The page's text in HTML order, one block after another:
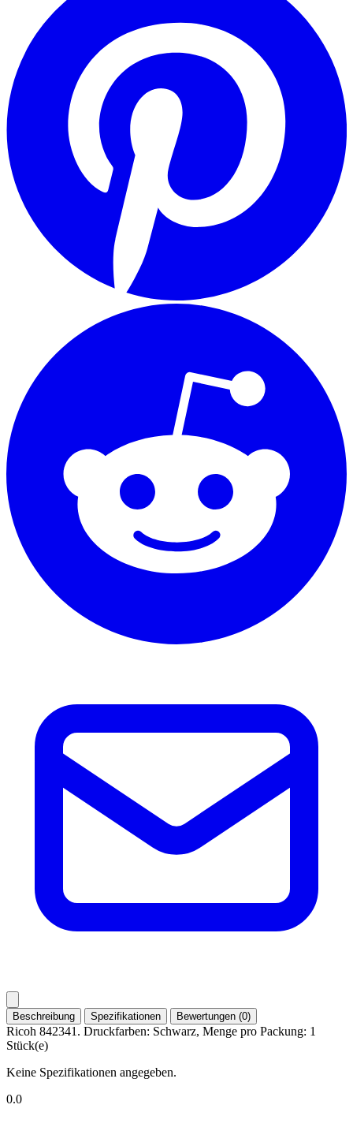
Beschreibung Spezifikationen Bewertungen (0)
Ricoh 842341. Druckfarben: Schwarz, Menge pro Packung: 1
Stück(e)
Keine Spezifikationen angegeben.
0.0